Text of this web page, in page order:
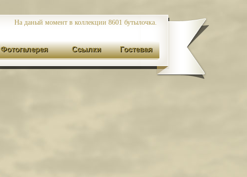
На даный момент в коллекции 8601 бутылочка.
Фотогалерея Ссылки Гостевая